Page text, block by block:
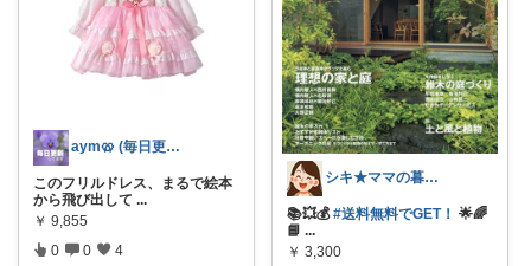
aym🥨 (毎日更新してます🙌)
このフリルドレス、まるで絵本
から飛び出して ...
￥ 9,855
0 0 4
シキ★ママの暮らし、キッズ
📚💥💰#送料無料でGET！ 🌟🌈
📘 ...
￥ 3,300